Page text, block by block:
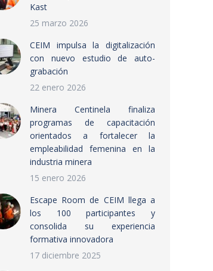
Kast
25 marzo 2026
CEIM impulsa la digitalización
con nuevo estudio de auto-
grabación
22 enero 2026
Minera Centinela finaliza
programas de capacitación
orientados a fortalecer la
empleabilidad femenina en la
industria minera
15 enero 2026
Escape Room de CEIM llega a
los 100 participantes y
consolida su experiencia
formativa innovadora
17 diciembre 2025